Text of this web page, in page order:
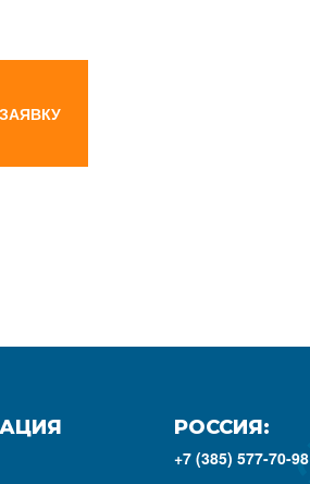
РОССИЯ:
+7 (385) 577-70-98